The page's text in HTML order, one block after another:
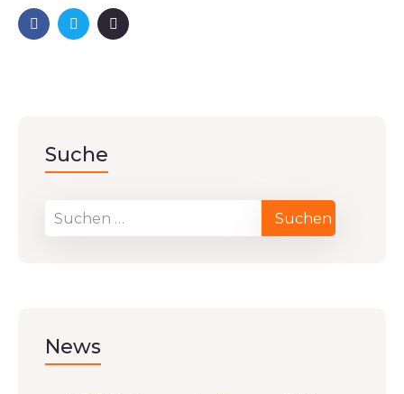
Suche
News